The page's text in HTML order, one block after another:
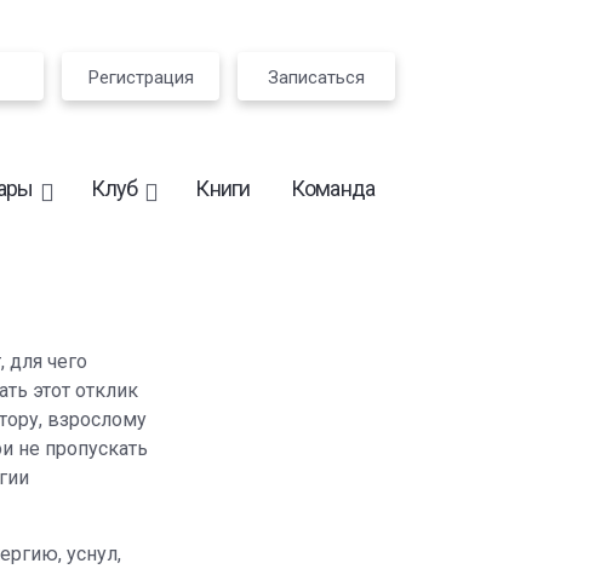
Регистрация Записаться
Клуб Книги Команда
для чего
этот отклик
взрослому
не пропускать
уснул,